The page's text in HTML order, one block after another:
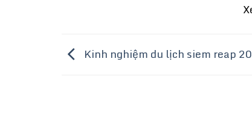
Kinh nghiệm du lịch siem reap